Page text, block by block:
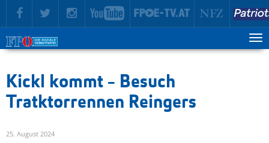
zur Hauptnavigation springen
zum Inhalt springen
Kickl kommt - Besuch
Tratktorrennen Reingers
25. August 2024